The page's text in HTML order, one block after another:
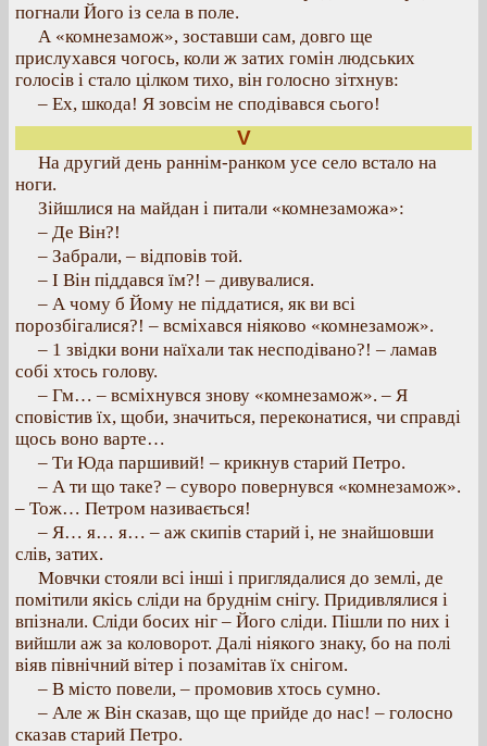
погнали Його із села в поле.
А «комнезамож», зоставши сам, довго ще
прислухався чогось, коли ж затих гомін людських
голосів і стало цілком тихо, він голосно зітхнув:
– Ех, шкода! Я зовсім не сподівався сього!
V
На другий день раннім-ранком усе село встало на
ноги.
Зійшлися на майдан і питали «комнезаможа»:
– Де Він?!
– Забрали, – відповів той.
– І Він піддався їм?! – дивувалися.
– А чому б Йому не піддатися, як ви всі
порозбігалися?! – всміхався ніяково «комнезамож».
– 1 звідки вони наїхали так несподівано?! – ламав
собі хтось голову.
– Гм… – всміхнувся знову «комнезамож». – Я
сповістив їх, щоби, значиться, переконатися, чи справді
щось воно варте…
– Ти Юда паршивий! – крикнув старий Петро.
– А ти що таке? – суворо повернувся «комнезамож».
– Тож… Петром називається!
– Я… я… я… – аж скипів старий і, не знайшовши
слів, затих.
Мовчки стояли всі інші і приглядалися до землі, де
помітили якісь сліди на бруднім снігу. Придивлялися і
впізнали. Сліди босих ніг – Його сліди. Пішли по них і
вийшли аж за коловорот. Далі ніякого знаку, бо на полі
віяв північний вітер і позамітав їх снігом.
– В місто повели, – промовив хтось сумно.
– Але ж Він сказав, що ще прийде до нас! – голосно
сказав старий Петро.